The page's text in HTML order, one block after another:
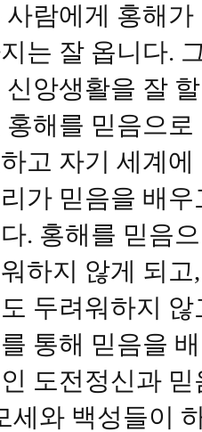
사람에게 홍해
는 잘 옵니다.
신앙생활을 잘
홍해를 믿음으
고 자기 세계
가 믿음을 배
. 홍해를 믿음
하지 않게 되
두려워하지
통해 믿음을
도전정신과
세와 백성들이